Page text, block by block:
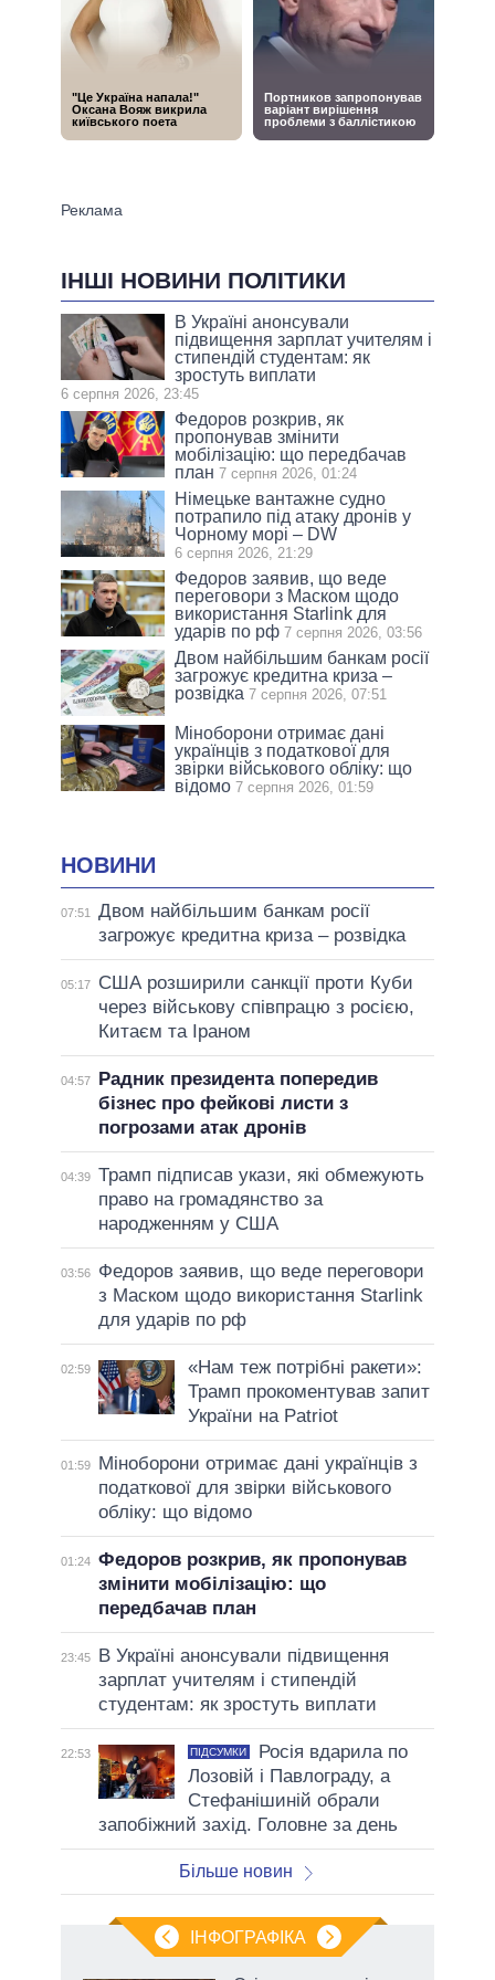
ІНШІ НОВИНИ ПОЛІТИКИ
В Україні анонсували
підвищення зарплат учителям і
стипендій студентам: як
зростуть виплати
6 серпня 2026, 23:45
Федоров розкрив, як
пропонував змінити
мобілізацію: що передбачав
план 7 серпня 2026, 01:24
Німецьке вантажне судно
потрапило під атаку дронів у
Чорному морі – DW
6 серпня 2026, 21:29
Федоров заявив, що веде
переговори з Маском щодо
використання Starlink для
ударів по рф 7 серпня 2026, 03:56
Двом найбільшим банкам росії
загрожує кредитна криза –
розвідка 7 серпня 2026, 07:51
Міноборони отримає дані
українців з податкової для
звірки військового обліку: що
відомо 7 серпня 2026, 01:59
НОВИНИ
07:51
Двом найбільшим банкам росії
загрожує кредитна криза – розвідка
05:17
США розширили санкції проти Куби
через військову співпрацю з росією,
Китаєм та Іраном
04:57
Радник президента попередив
бізнес про фейкові листи з
погрозами атак дронів
04:39 Трамп підписав укази, які обмежують
право на громадянство за
народженням у США
03:56
Федоров заявив, що веде переговори
з Маском щодо використання Starlink
для ударів по рф
02:59
«Нам теж потрібні ракети»:
Трамп прокоментував запит
України на Patriot
01:59
Міноборони отримає дані українців з
податкової для звірки військового
обліку: що відомо
01:24 Федоров розкрив, як пропонував
змінити мобілізацію: що
передбачав план
23:45
В Україні анонсували підвищення
зарплат учителям і стипендій
студентам: як зростуть виплати
22:53 ПІДСУМКИ
Росія вдарила по
Лозовій і Павлограду, а
Стефанішиній обрали
запобіжний захід. Головне за день
Більше новин
ІНФОГРАФІКА